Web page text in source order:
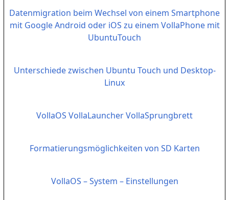
Datenmigration beim Wechsel von einem Smartphone
mit Google Android oder iOS zu einem VollaPhone mit
UbuntuTouch
Unterschiede zwischen Ubuntu Touch und Desktop-
Linux
VollaOS VollaLauncher VollaSprungbrett
Formatierungsmöglichkeiten von SD Karten
VollaOS – System – Einstellungen